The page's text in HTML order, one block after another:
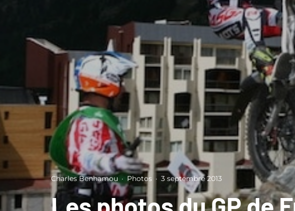
Charles Benhamou · Photos · 3 septembre 2013